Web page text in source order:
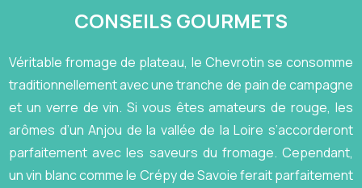
CONSEILS GOURMETS
Véritable fromage de plateau, le Chevrotin se consomme
traditionnellement avec une tranche de pain de campagne
et un verre de vin. Si vous êtes amateurs de rouge, les
arômes d’un Anjou de la vallée de la Loire s’accorderont
parfaitement avec les saveurs du fromage. Cependant,
un vin blanc comme le Crépy de Savoie ferait parfaitement